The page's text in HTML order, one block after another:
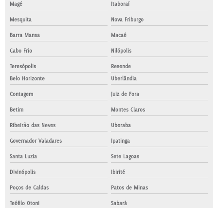
Magé Itaboraí
Mesquita Nova Friburgo
Barra Mansa Macaé
Cabo Frio Nilópolis
Teresópolis
Resende
Belo Horizonte
Uberlândia
Contagem Juiz de Fora
Betim Montes Claros
Ribeirão das Neves Uberaba
Governador Valadares Ipatinga
Santa Luzia Sete Lagoas
Divinópolis Ibirité
Poços de Caldas Patos de Minas
Teófilo Otoni Sabará